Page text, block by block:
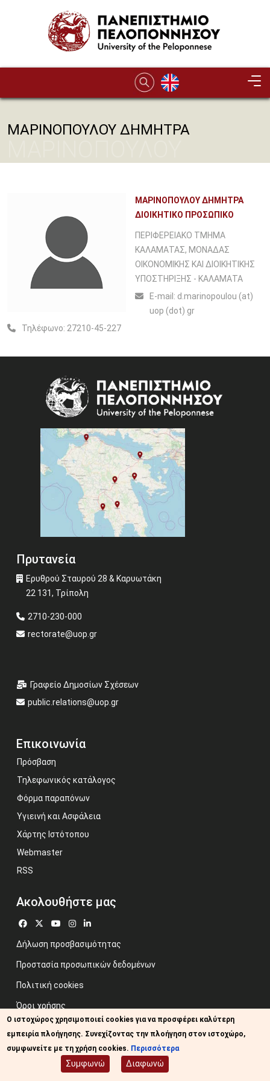
ΜΑΡΙΝΟΠΟΥΛΟΥ ΔΗΜΗΤΡΑ
ΜΑΡΙΝΟΠΟΥΛΟΥ ΔΗΜΗΤΡΑ
ΔΙΟΙΚΗΤΙΚΟ ΠΡΟΣΩΠΙΚΟ
ΠΕΡΙΦΕΡΕΙΑΚΟ ΤΜΗΜΑ
ΚΑΛΑΜΑΤΑΣ, ΜΟΝΑΔΑΣ
ΟΙΚΟΝΟΜΙΚΗΣ ΚΑΙ ΔΙΟΙΚΗΤΙΚΗΣ
ΥΠΟΣΤΗΡΙΞΗΣ - ΚΑΛΑΜΑΤΑ
Ε-mail: d.marinopoulou (at)
uop (dot) gr
Τηλέφωνο: 27210-45-227
Πρυτανεία
Ερυθρού Σταυρού 28 & Καρυωτάκη
22 131, Τρίπολη
2710-230-000
rectorate@uop.gr
Γραφείο Δημοσίων Σχέσεων
public.relations@uop.gr
Επικοινωνία
Πρόσβαση
Τηλεφωνικός κατάλογος
Φόρμα παραπόνων
Υγιεινή και Ασφάλεια
Χάρτης Ιστότοπου
Webmaster
RSS
Ακολουθήστε μας
Δήλωση προσβασιμότητας
Προστασία προσωπικών δεδομένων
Πολιτική cookies
Όροι χρήσης
Προηγούμενος ιστότοπος
Image credits: Some designed by Freepik
Ο ιστοχώρος χρησιμοποιεί cookies για να προσφέρει καλύτερη
εμπειρία πλοήγησης. Συνεχίζοντας την πλοήγηση στον ιστοχώρο,
συμφωνείτε με τη χρήση cookies. Περισσότερα
Συμφωνώ Διαφωνώ